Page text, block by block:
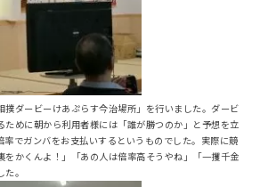
ダービーけあぷらす今治場所」を行いました。ダービ
ために朝から利用者様には「誰が勝つのか」と予想を立
率でガンバをお支払いするというものでした。実際に競
をかくんよ！」「あの人は倍率高そうやね」「一攫千金
。